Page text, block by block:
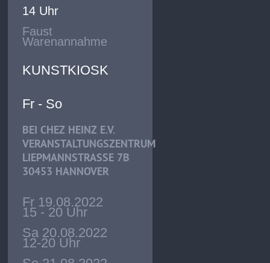
14 Uhr
Faust
Warenannahme
KUNSTKIOSK
Fr - So
BEI CHEZ HEINZ E.V.
VERANSTALTUNGSZENTRUM
LIEPMANNSTRASSE 7B
30453 HANNOVER
Fr 19.08.2022
15 - 20 Uhr
Sa 20.08.2022
12-20 Uhr